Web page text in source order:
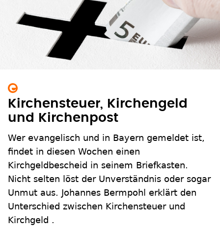
Kirchensteuer, Kirchengeld
und Kirchenpost
Wer evangelisch und in Bayern gemeldet ist,
findet in diesen Wochen einen
Kirchgeldbescheid in seinem Briefkasten.
Nicht selten löst der Unverständnis oder sogar
Unmut aus. Johannes Bermpohl erklärt den
Unterschied zwischen Kirchensteuer und
Kirchgeld .